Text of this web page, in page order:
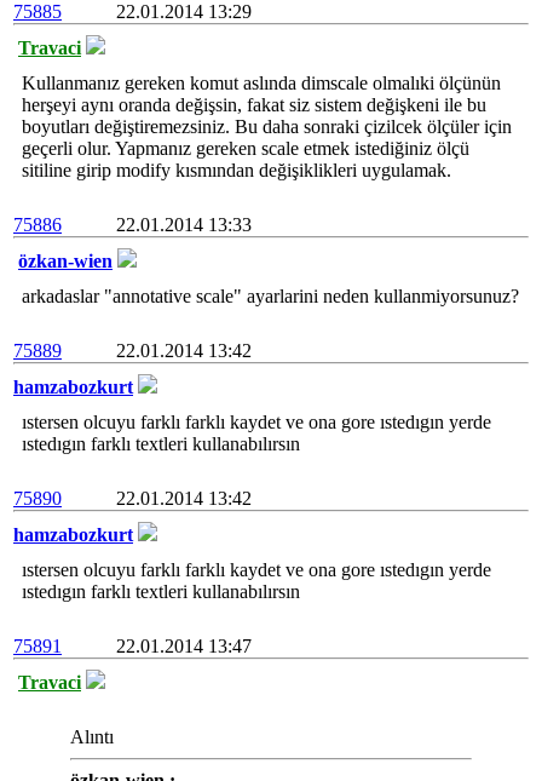
75885
22.01.2014 13:29
Travaci
Kullanmanız gereken komut aslında dimscale olmalıki ölçünün
herşeyi aynı oranda değişsin, fakat siz sistem değişkeni ile bu
boyutları değiştiremezsiniz. Bu daha sonraki çizilcek ölçüler için
geçerli olur. Yapmanız gereken scale etmek istediğiniz ölçü
sitiline girip modify kısmından değişiklikleri uygulamak.
75886
22.01.2014 13:33
özkan-wien
arkadaslar "annotative scale" ayarlarini neden kullanmiyorsunuz?
75889
22.01.2014 13:42
hamzabozkurt
ıstersen olcuyu farklı farklı kaydet ve ona gore ıstedıgın yerde
ıstedıgın farklı textleri kullanabılırsın
75890
22.01.2014 13:42
hamzabozkurt
ıstersen olcuyu farklı farklı kaydet ve ona gore ıstedıgın yerde
ıstedıgın farklı textleri kullanabılırsın
75891
22.01.2014 13:47
Travaci
Alıntı